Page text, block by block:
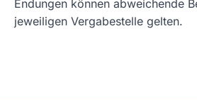
Endungen können abweichende
jeweiligen Vergabestelle gelten.